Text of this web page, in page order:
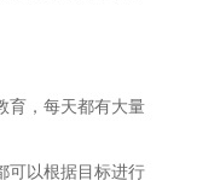
育，每天都有大量
可以根据目标进行